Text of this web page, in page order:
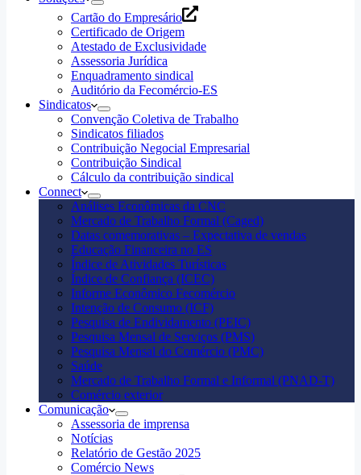
Cartão do Empresário
Certificado de Origem
Atestado de Exclusividade
Assessoria Jurídica
Enquadramento sindical
Auditório da Fecomércio-ES
Sindicatos
Convenção Coletiva de Trabalho
Sindicatos filiados
Contribuição Negocial Empresarial
Contribuição Sindical
Cálculo da contribuição sindical
Connect
Análises Econômicas da CNC
Mercado de Trabalho Formal (Caged)
Datas comemorativas – Expectativa de vendas
Educação Financeira no ES
Índice de Atividades Turísticas
Índice de Confiança (ICEC)
Informe Econômico Fecomércio
Intenção de Consumo (ICF)
Pesquisa de Endividamento (PEIC)
Pesquisa Mensal de Serviços (PMS)
Pesquisa Mensal do Comércio (PMC)
Saúde
Mercado de Trabalho Formal e Informal (PNAD-T)
Comércio exterior
Comunicação
Assessoria de imprensa
Notícias
Relatório de Gestão 2025
Comércio News